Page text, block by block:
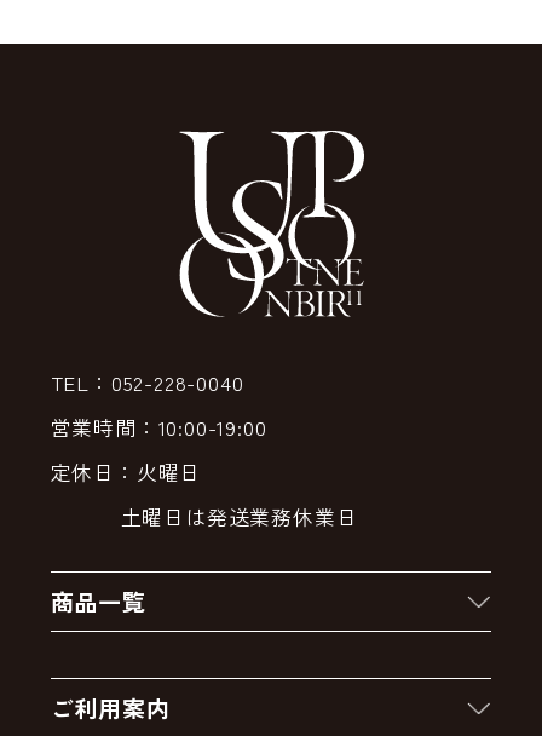
TEL：052-228-0040
営業時間：10:00-19:00
定休日：火曜日
土曜日は発送業務休業日
商品一覧
クーポン
ご利用案内